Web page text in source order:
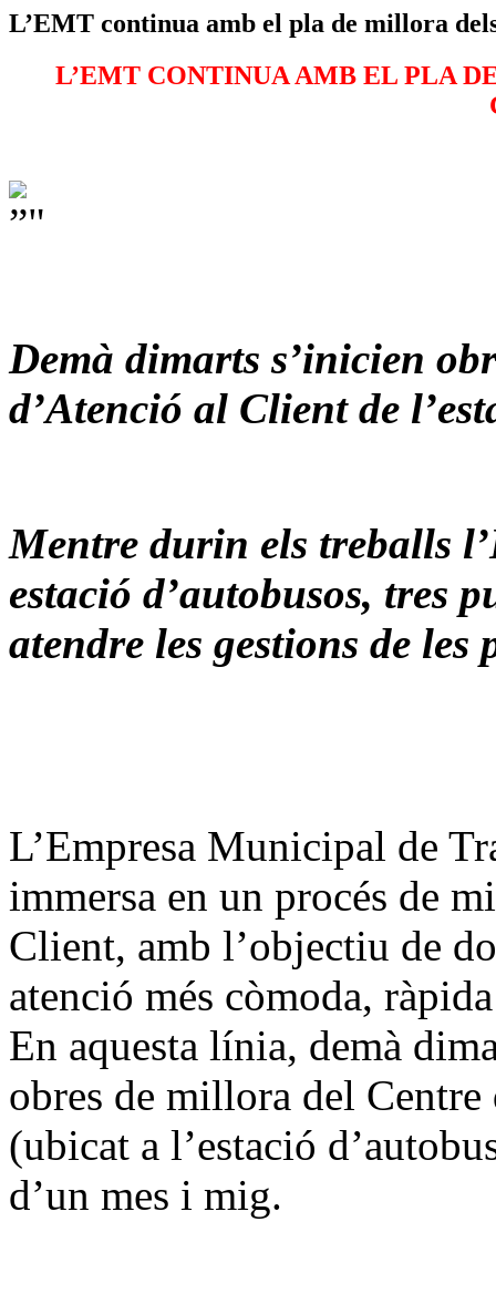
L’EMT continua amb el pla de millora
L’EMT CONTINUA AMB EL PLA
Demà dimarts s’inicien
d’Atenció al Client de
Mentre durin els treballs
estació d’autobusos, tres
atendre les gestions de les
L’Empresa Municipal de
immersa en un procés de
Client, amb l’objectiu de
atenció més còmoda,
En aquesta línia, demà
obres de millora del
(ubicat a l’estació
d’un mes i mig.